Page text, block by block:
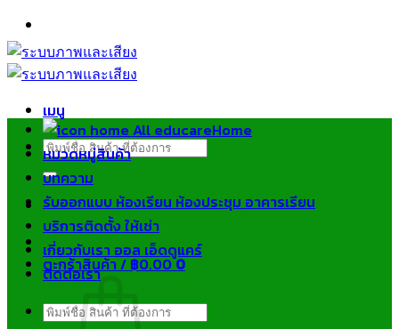
ข้าม
ไป
ยัง
เมนู
ค้นหา:
ตะกร้าสินค้า /฿0.000
Home
หมวดหมู่สินค้า
บทความ
รับออกแบบ ห้องเรียน ห้องประชุม อาคารเรียน
บริการติดตั้ง ให้เช่า
เกี่ยวกับเรา ออล เอ็ดดูแคร์
ติดต่อเรา
ค้นหา: